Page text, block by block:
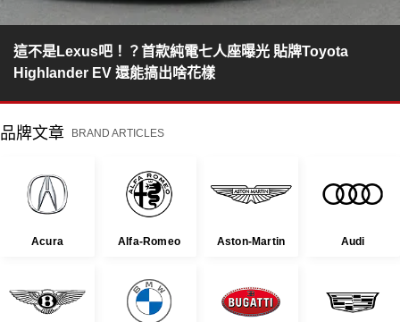
這不是Lexus吧！？首款純電七人座曝光 貼牌Toyota
Highlander EV 還能搞出啥花樣
品牌文章 BRAND ARTICLES
Acura Alfa-Romeo Aston-Martin Audi